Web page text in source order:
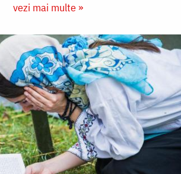
vezi mai multe »